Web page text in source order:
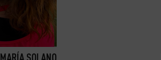
MARÍA SOLANO